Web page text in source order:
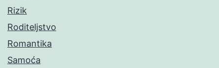
Rizik
Roditeljstvo
Romantika
Samoća